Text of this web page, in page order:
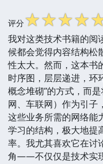
评分☆☆☆☆
我对这类技术书籍的阅
候都会觉得内容结构松
性太大。然而，这本书
时序图，层层递进，环
概念堆砌”的方式，而
网、车联网）作为引子
这些业务所需的网络能
学习的结构，极大地提
率。我尤其喜欢它在讨
角——不仅仅是技术实